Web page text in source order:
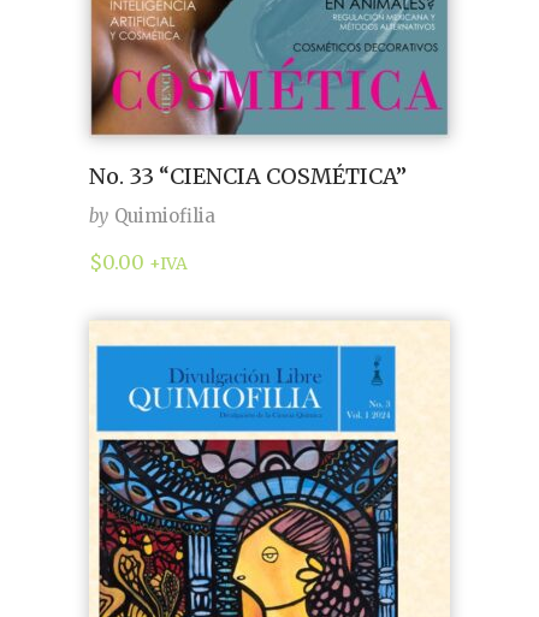
No. 33 “CIENCIA COSMÉTICA”
by Quimiofilia
$0.00 +IVA